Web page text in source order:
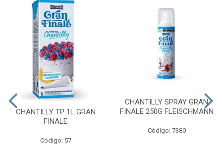
CHANTILLY TP 1L GRAN
FINALE
Código: 57
CHANTILLY SPRAY GRAN
FINALE 250G FLEISCHMANN
Código: 7380